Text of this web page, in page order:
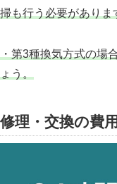
掃も行う必要がありま
・第3種換気方式の場
ょう。
修理・交換の費